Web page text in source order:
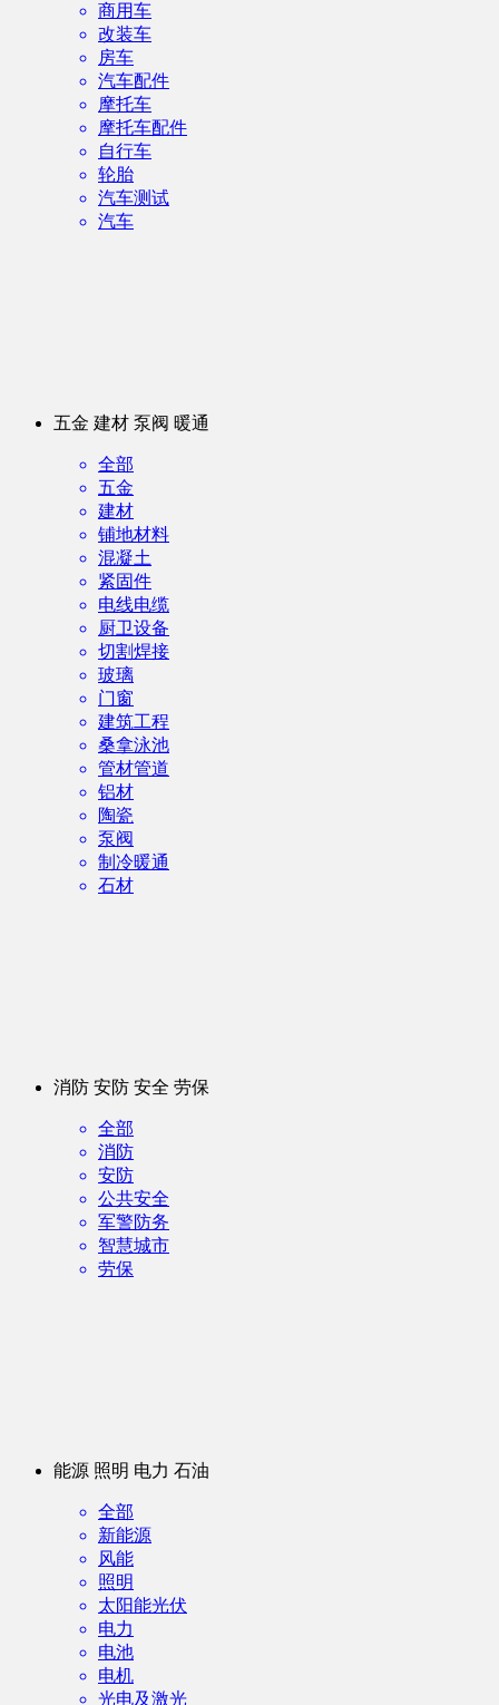
商用车
改装车
房车
汽车配件
摩托车
摩托车配件
自行车
轮胎
汽车测试
汽车
五金 建材 泵阀 暖通
全部
五金
建材
铺地材料
混凝土
紧固件
电线电缆
厨卫设备
切割焊接
玻璃
门窗
建筑工程
桑拿泳池
管材管道
铝材
陶瓷
泵阀
制冷暖通
石材
消防 安防 安全 劳保
全部
消防
安防
公共安全
军警防务
智慧城市
劳保
能源 照明 电力 石油
全部
新能源
风能
照明
太阳能光伏
电力
电池
电机
光电及激光